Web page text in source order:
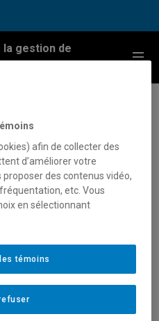
gestion de
Menu
au service de la société: à
afin de collecter des
d’améliorer votre
des contenus vidéo,
etc. Vous
en sélectionnant
témoins